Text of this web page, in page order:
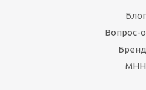
Блог
Вопрос-
МНН